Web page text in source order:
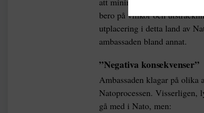
bero på villkor och
utplacering i detta land av
ambassaden bland annat.
”Negativa konsekvenser”
Ambassaden klagar på olika
Natoprocessen. Visserligen,
gå med i Nato, men: